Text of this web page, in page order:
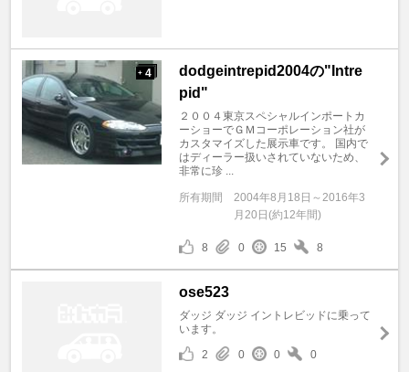
+ 4
dodgeintrepid2004の"Intre
pid"
２００４東京スペシャルインポートカ
ーショーでＧＭコーポレーション社が
カスタマイズした展示車です。 国内で
はディーラー扱いされていないため、
非常に珍 ...
所有期間
2004年8月18日～2016年3
月20日(約12年間)
8 0 15 8
ose523
ダッジ ダッジ イントレビッドに乗って
います。
2
0 0 0